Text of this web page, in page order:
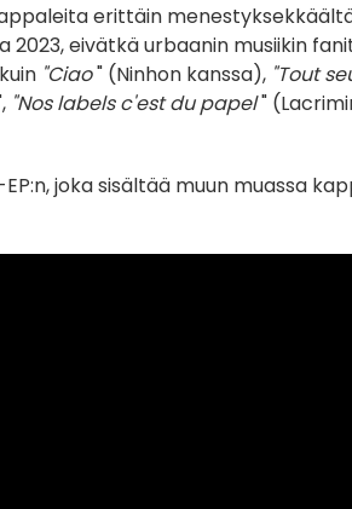
erittäin
2023, eivätkä urbaanin musiikin
"Ciao" (Ninhon kanssa), "Tout
"Nos labels c'est du papel"
EP:n, joka sisältää muun muassa